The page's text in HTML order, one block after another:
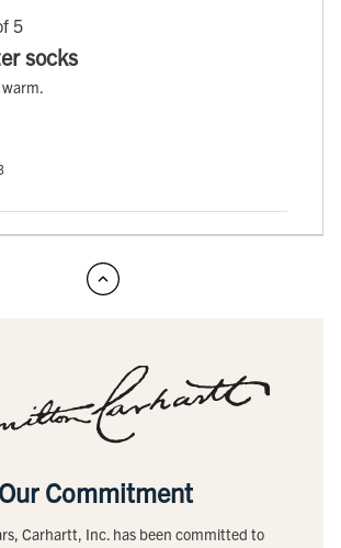
5
socks
Our Commitment
Carhartt, Inc. has been committed to